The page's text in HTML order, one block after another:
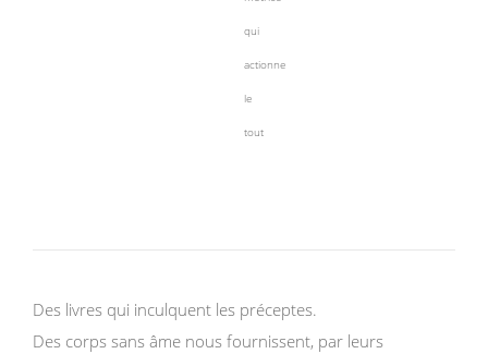
qui
actionne
le
tout
Des livres qui inculquent les préceptes.
Des corps sans âme nous fournissent, par leurs